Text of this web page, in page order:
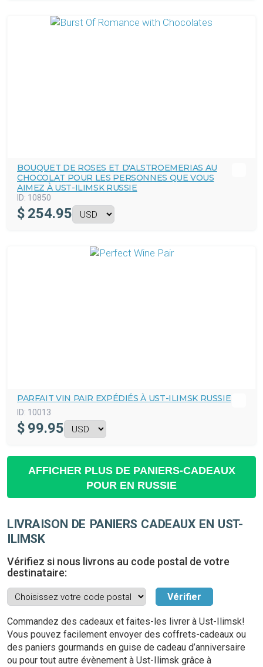
BOUQUET DE ROSES ET D'ALSTROEMERIAS AU
CHOCOLAT POUR LES PERSONNES QUE VOUS
AIMEZ À UST-ILIMSK RUSSIE
ID: 10850
$ 254.95
PARFAIT VIN PAIR EXPÉDIÉS À UST-ILIMSK RUSSIE
ID: 10013
$ 99.95
AFFICHER PLUS DE PANIERS-CADEAUX
POUR EN RUSSIE
LIVRAISON DE PANIERS CADEAUX EN UST-
ILIMSK
Vérifiez si nous livrons au code postal de votre
destinataire:
Commandez des cadeaux et faites-les livrer à Ust-Ilimsk!
Vous pouvez facilement envoyer des coffrets-cadeaux ou
des paniers gourmands en guise de cadeau d’anniversaire
ou pour tout autre évènement à Ust-Ilimsk grâce à